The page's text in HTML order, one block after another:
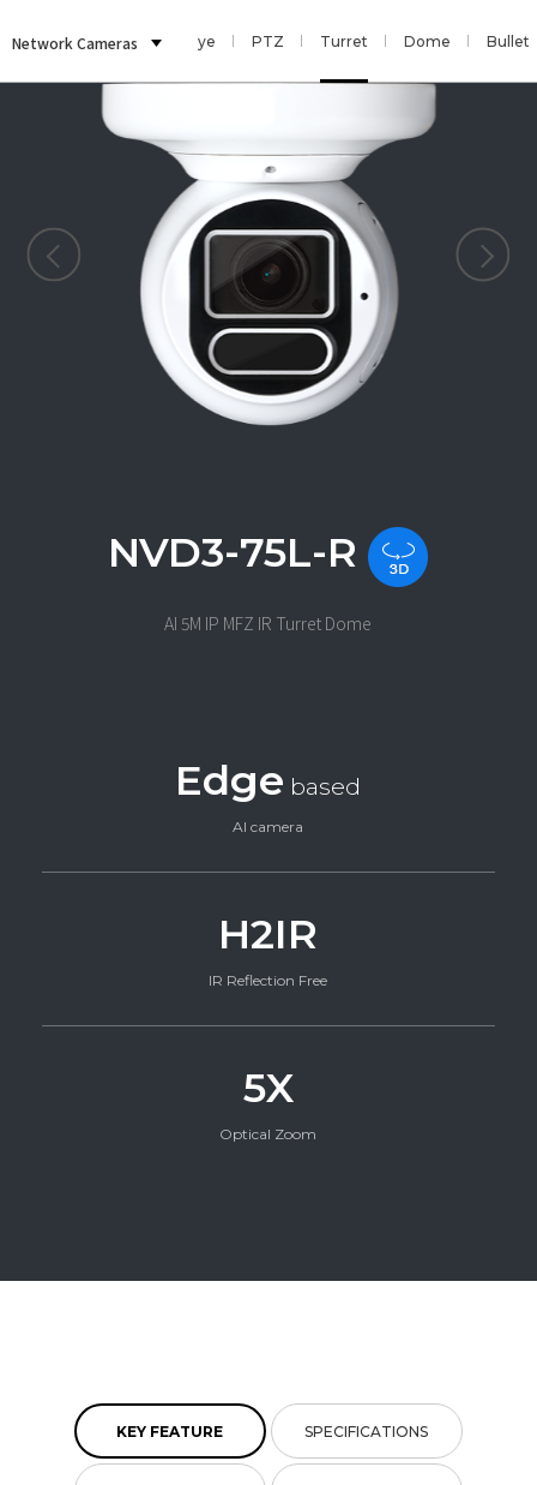
Network Cameras
Multi Sensor Fisheye PTZ Turret Dome Bullet
NVD3-75L-R
AI 5M IP MFZ IR Turret Dome
Edge based
AI camera
H2IR
IR Reflection Free
5X
Optical Zoom
KEY FEATURE SPECIFICATIONS